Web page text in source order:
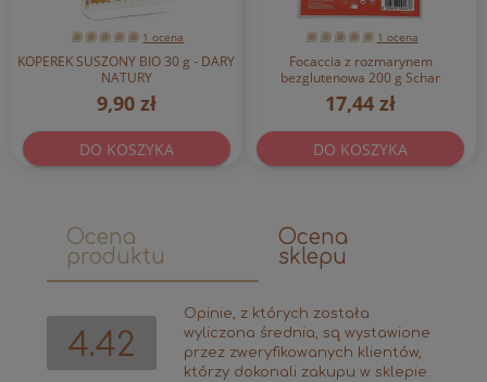
1 ocena
KOPEREK SUSZONY BIO 30 g - DARY
NATURY
9,90 zł
DO KOSZYKA
1 ocena
Focaccia z rozmarynem
bezglutenowa 200 g Schar
17,44 zł
DO KOSZYKA
Ocena
produktu
Ocena
sklepu
4.42
Opinie, z których została
wyliczona średnia, są wystawione
przez zweryfikowanych klientów,
którzy dokonali zakupu w sklepie.